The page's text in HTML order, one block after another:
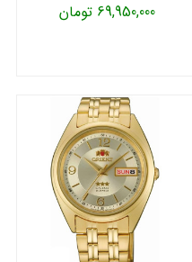
69,950,000 تومان